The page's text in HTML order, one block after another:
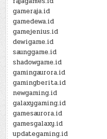
gameraja.id
gamedewa.id
gamejenius.id
dewigame.id
saunggame.id
shadowgame.id
gamingaurora.id
gamingberita.id
newgaming.id
galaxygaming.id
gamesaurora.id
gamesgalaxy.id
updategaming.id